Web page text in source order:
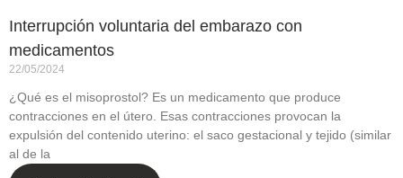
Interrupción voluntaria del embarazo con
medicamentos
22/05/2024
¿Qué es el misoprostol? Es un medicamento que produce
contracciones en el útero. Esas contracciones provocan la
expulsión del contenido uterino: el saco gestacional y tejido (similar
al de la